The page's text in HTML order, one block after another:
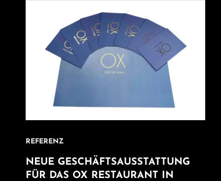
REFERENZ
NEUE GESCHÄFTSAUSSTATTUNG
FÜR DAS OX RESTAURANT IN